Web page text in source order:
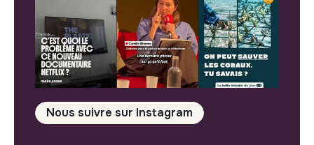
Nous suivre sur Instagram